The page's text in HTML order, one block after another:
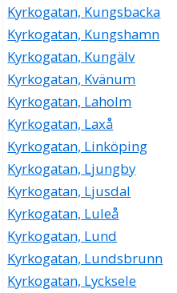
Kyrkogatan, Kungsbacka
Kyrkogatan, Kungshamn
Kyrkogatan, Kungälv
Kyrkogatan, Kvänum
Kyrkogatan, Laholm
Kyrkogatan, Laxå
Kyrkogatan, Linköping
Kyrkogatan, Ljungby
Kyrkogatan, Ljusdal
Kyrkogatan, Luleå
Kyrkogatan, Lund
Kyrkogatan, Lundsbrunn
Kyrkogatan, Lycksele